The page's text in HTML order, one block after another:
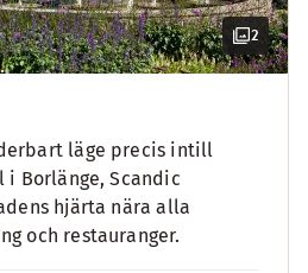
2
läge precis intill
i Borlänge, Scandic
hjärta nära alla
och restauranger.